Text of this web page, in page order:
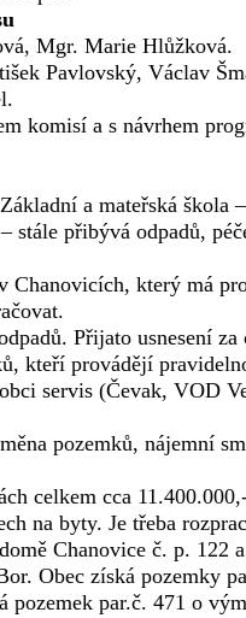
Mgr. Marie Hlůžková.
Pavlovský, Václav
komisí a s návrhem
a mateřská škola
přibývá odpadů,
který má
Přijato usnesení za
kteří provádějí
servis (Čevak, VOD
pozemků, nájemní
celkem cca
na byty. Je třeba
Chanovice č. p. 122
Obec získá pozemky
par.č. 471 o